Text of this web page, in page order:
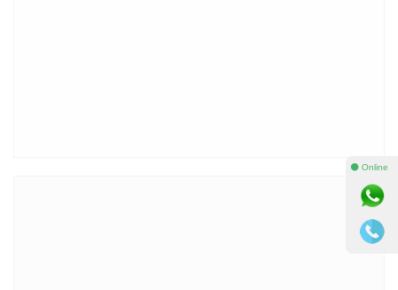
⚫ Online